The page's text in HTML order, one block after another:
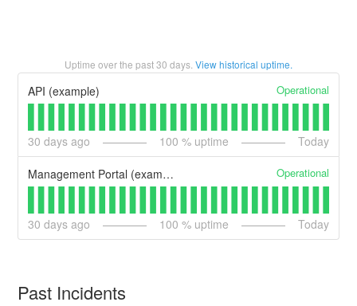
Uptime over the past30 days. View historical uptime.
API (example) Operational
30 days ago 100 % uptime Today
Management Portal (example) Operational
30 days ago 100 % uptime Today
Past Incidents